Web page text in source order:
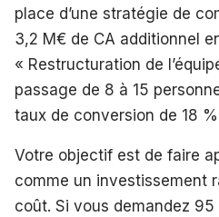
place d’une stratégie de
3,2 M€ de CA additionnel
« Restructuration de
passage de 8 à 15
taux de conversion de 18
Votre objectif est de faire
comme un investissement
coût. Si vous demandez